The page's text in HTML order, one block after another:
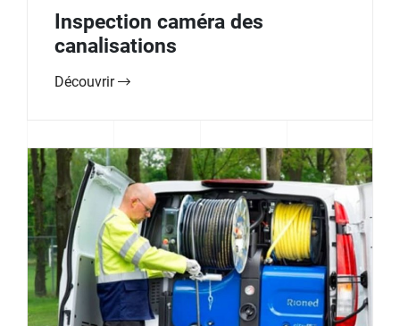
Inspection caméra des
canalisations
Découvrir